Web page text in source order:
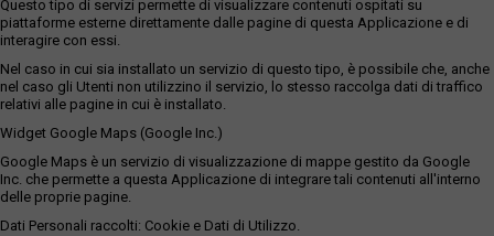
Questo tipo di servizi permette di visualizzare contenuti ospitati su
piattaforme esterne direttamente dalle pagine di questa Applicazione e di
interagire con essi.
Nel caso in cui sia installato un servizio di questo tipo, è possibile che, anche
nel caso gli Utenti non utilizzino il servizio, lo stesso raccolga dati di traffico
relativi alle pagine in cui è installato.
Widget Google Maps (Google Inc.)
Google Maps è un servizio di visualizzazione di mappe gestito da Google
Inc. che permette a questa Applicazione di integrare tali contenuti all'interno
delle proprie pagine.
Dati Personali raccolti: Cookie e Dati di Utilizzo.